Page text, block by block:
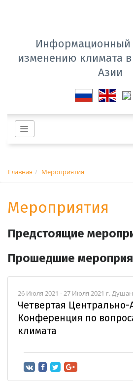
Информационный
изменению климата
Азии
Главная Мероприятия
Мероприятия
Предстоящие
Прошедшие
26 Июля 2021 - 27 Июля 2021 г.
Четвертая Центрально-
Конференция по
климата